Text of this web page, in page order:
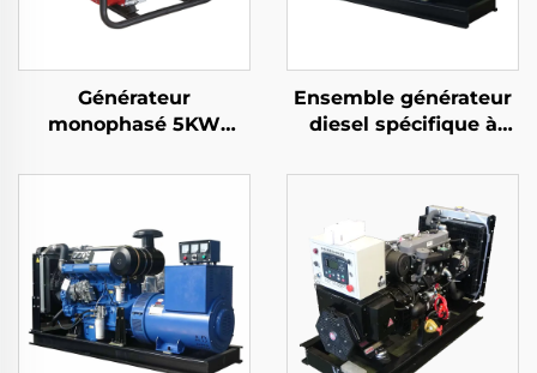
Générateur
monophasé 5KW
automatique Moteur
air 650W Puissance
nominale Utilisation
domestique et
extérieure Fréquence
automatique
50HZ/60HZ
Ensemble générateur
diesel spécifique à
100KW pour la
production
d'électricité